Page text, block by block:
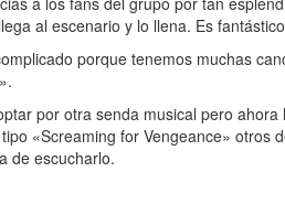
al escenario y lo llena. Es
porque tenemos muchas
por otra senda musical pero
«Screaming for Vengeance» otros
de escucharlo.